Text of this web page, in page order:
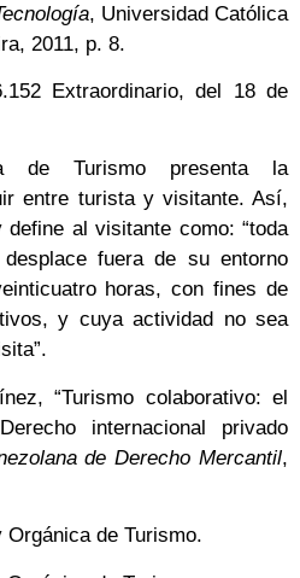
, Universidad Católica
2011, p. 8.
Extraordinario, del 18 de
de Turismo presenta la
entre turista y visitante. Así,
al visitante como: “toda
fuera de su entorno
horas, con fines de
y cuya actividad no sea
“Turismo colaborativo: el
internacional privado
de Derecho Mercantil,
de Turismo.